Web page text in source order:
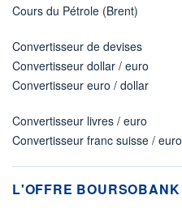
Cours du Pétrole (Brent)
Convertisseur de devises
Convertisseur dollar / euro
Convertisseur euro / dollar
Convertisseur livres / euro
Convertisseur franc suisse / euro
L'OFFRE BOURSOBANK